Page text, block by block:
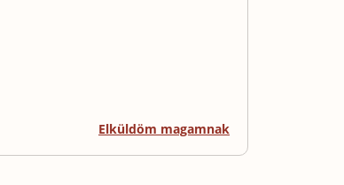
Elküldöm magamnak